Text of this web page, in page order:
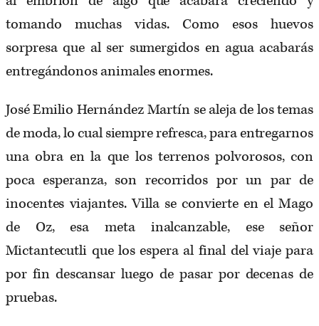
tomando muchas vidas. Como esos huevos
sorpresa que al ser sumergidos en agua acabarás
entregándonos animales enormes.
José Emilio Hernández Martín se aleja de los temas
de moda, lo cual siempre refresca, para entregarnos
una obra en la que los terrenos polvorosos, con
poca esperanza, son recorridos por un par de
inocentes viajantes. Villa se convierte en el Mago
de Oz, esa meta inalcanzable, ese señor
Mictantecutli que los espera al final del viaje para
por fin descansar luego de pasar por decenas de
pruebas.